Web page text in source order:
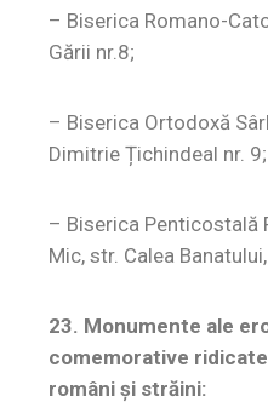
– Biserica Romano-
Gării nr.8;
– Biserica Ortodoxă
Dimitrie Țichindeal nr. 9;
– Biserica Penticostală
Mic, str. Calea
23. Monumente ale
comemorative
români şi străini: